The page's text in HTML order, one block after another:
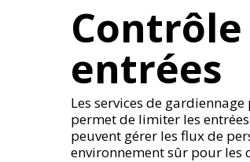
Contrôle
entrées
Les services de
permet de limiter les
peuvent gérer les flux de
environnement sûr pour les